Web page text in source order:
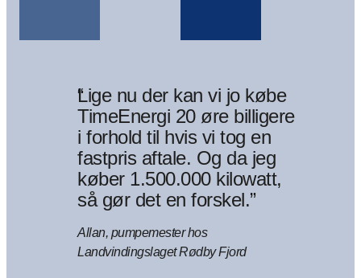
“
Lige nu der kan vi jo købe
TimeEnergi 20 øre billigere
i forhold til hvis vi tog en
fastpris aftale. Og da jeg
køber 1.500.000 kilowatt,
så gør det en forskel.”
Allan, pumpemester hos
Landvindingslaget Rødby Fjord